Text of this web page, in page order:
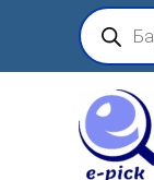
content
Products
search